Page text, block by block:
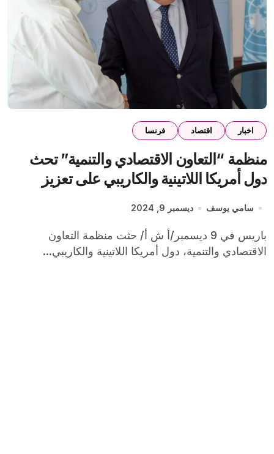
اخبار اقتصاد فرنسا
منظمة “التعاون الاقتصادي والتنمية” تحث
دول أمريكا اللاتينية والكاريبي على تعزيز
سامي يوسف ديسمبر 9, 2024
باريس في 9 ديسمبر/أ ش أ/ حثت منظمة التعاون
الاقتصادي والتنمية، دول أمريكا اللاتينية والكاريبي...